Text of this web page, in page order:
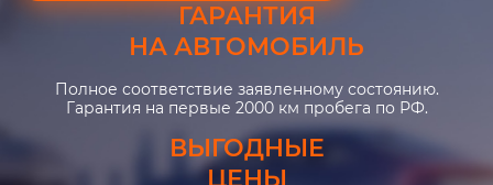
ГАРАНТИЯ
НА АВТОМОБИЛЬ
Полное соответствие заявленному состоянию.
Гарантия на первые 2000 км пробега по РФ.
ВЫГОДНЫЕ
ЦЕНЫ